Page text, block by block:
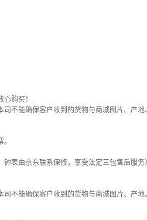
购买！
不能确保客户收到的货物与商城图片、产
表由京东联系保修，享受法定三包售后服
不能确保客户收到的货物与商城图片、产